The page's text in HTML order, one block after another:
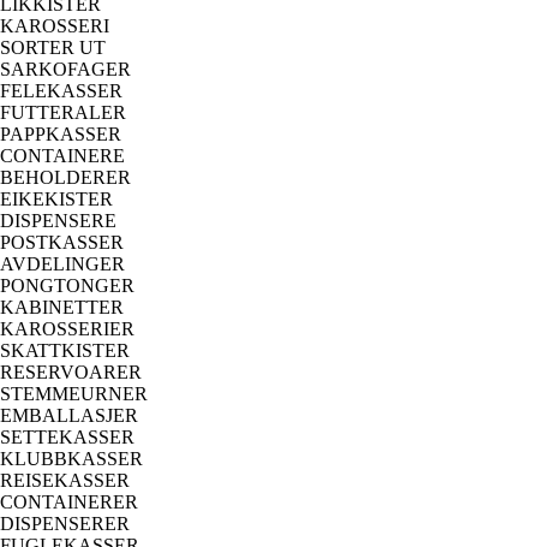
KAROSSERI
SORTER UT
SARKOFAGER
FELEKASSER
FUTTERALER
PAPPKASSER
CONTAINERE
BEHOLDERER
EIKEKISTER
DISPENSERE
POSTKASSER
AVDELINGER
PONGTONGER
KABINETTER
KAROSSERIER
SKATTKISTER
RESERVOARER
STEMMEURNER
EMBALLASJER
SETTEKASSER
KLUBBKASSER
REISEKASSER
CONTAINERER
DISPENSERER